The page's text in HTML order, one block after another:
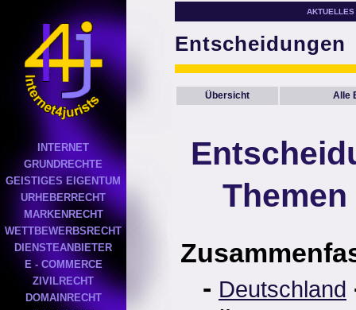
INTERNET
GRUNDRECHTE
GEISTIGES EIGENTUM
URHEBERRECHT
MARKENRECHT
WETTBEWERBSRECHT
DIENSTEANBIETER
E - COMMERCE
ZIVILRECHT
DOMAINRECHT
AKTUELLES
Entscheidungen
Übersicht Alle
- Deutschland